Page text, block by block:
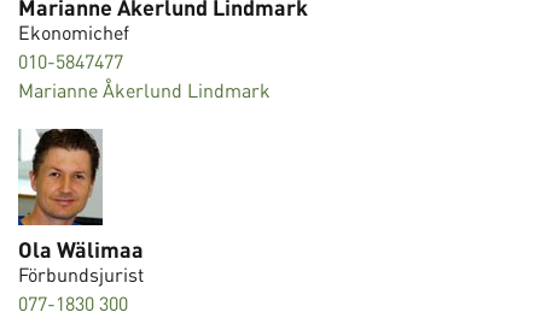
Marianne Åkerlund Lindmark
Ekonomichef
010-5847477
Marianne Åkerlund Lindmark
Ola Wälimaa
Förbundsjurist
077-1830 300